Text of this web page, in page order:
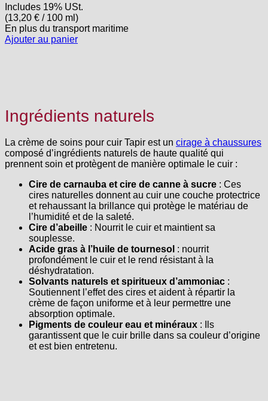
Includes 19% USt.
(13,20 € / 100 ml)
En plus du transportmaritime
Ajouter au panier
Ingrédients naturels
La crème de soins pour cuir Tapir est un cirage à chaussures
composé d’ingrédients naturels de haute qualité qui
prennent soin et protègent de manière optimale le cuir :
Cire de carnauba et cire de canne à sucre : Ces
cires naturelles donnent au cuir une couche protectrice
et rehaussant la brillance qui protège le matériau de
l’humidité et de la saleté.
Cire d’abeille : Nourrit le cuir et maintient sa
souplesse.
Acide gras à l’huile de tournesol : nourrit
profondément le cuir et le rend résistant à la
déshydratation.
Solvants naturels et spiritueux d’ammoniac :
Soutiennent l’effet des cires et aident à répartir la
crème de façon uniforme et à leur permettre une
absorption optimale.
Pigments de couleur eau et minéraux : Ils
garantissent que le cuir brille dans sa couleur d’origine
et est bien entretenu.